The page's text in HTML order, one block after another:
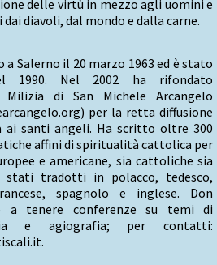
delle virtù in mezzo agli uomini e
diavoli, dal mondo e dalla carne.
Salerno il 20 marzo 1963 ed è stato
1990. Nel 2002 ha rifondato
Milizia di San Michele Arcangelo
per la retta diffusione
ai santi angeli. Ha scritto oltre 300
affini di spiritualità cattolica per
e americane, sia cattoliche sia
tradotti in polacco, tedesco,
spagnolo e inglese. Don
a tenere conferenze su temi di
e agiografia; per contatti: